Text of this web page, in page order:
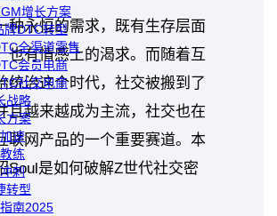
增长方案
牌DTC转型
全渠道零售
会员电商
社交电商
战略
方案
速
练
刺
转型
南2025
种永恒的需求，既有生存层面
也有情感上的渴求。而随着互
统治这个时代，社交被搬到了
且越来越成为主流，社交也在
联网产品的一个重要赛道。本
Soul是如何破解Z世代社交密